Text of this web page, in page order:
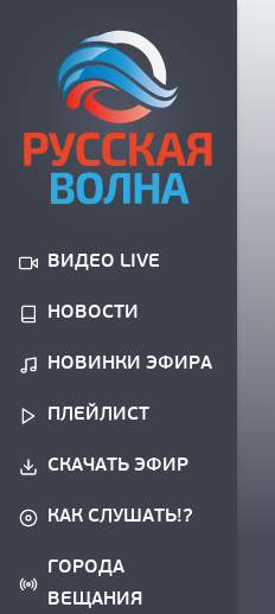
ВИДЕО LIVE
НОВОСТИ
НОВИНКИ ЭФИРА
ПЛЕЙЛИСТ
СКАЧАТЬ ЭФИР
КАК СЛУШАТЬ!?
ГОРОДА
ВЕЩАНИЯ